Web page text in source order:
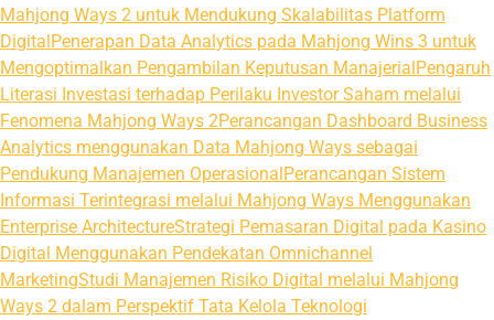
Mahjong Ways 2 untuk Mendukung Skalabilitas Platform
DigitalPenerapan Data Analytics pada Mahjong Wins 3 untuk
Mengoptimalkan Pengambilan Keputusan ManajerialPengaruh
Literasi Investasi terhadap Perilaku Investor Saham melalui
Fenomena Mahjong Ways 2Perancangan Dashboard Business
Analytics menggunakan Data Mahjong Ways sebagai
Pendukung Manajemen OperasionalPerancangan Sistem
Informasi Terintegrasi melalui Mahjong Ways Menggunakan
Enterprise ArchitectureStrategi Pemasaran Digital pada Kasino
Digital Menggunakan Pendekatan Omnichannel
MarketingStudi Manajemen Risiko Digital melalui Mahjong
Ways 2 dalam Perspektif Tata Kelola Teknologi